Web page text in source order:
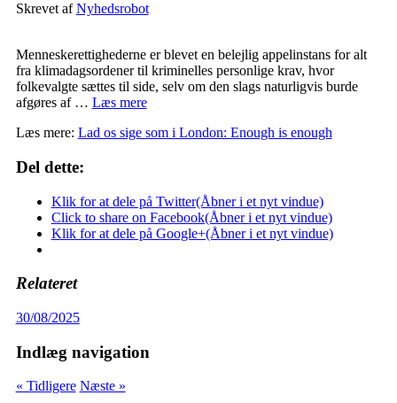
Skrevet afNyhedsrobot
Menneskerettighederne er blevet en belejlig appelinstans for alt
fra klimadagsordener til kriminelles personlige krav, hvor
folkevalgte sættes til side, selv om den slags naturligvis burde
afgøres af … Læs mere
Læs mere: Lad os sige som i London: Enough is enough
Del dette:
Klik for at dele på Twitter(Åbner i et nyt vindue)
Click to share on Facebook(Åbner i et nyt vindue)
Klik for at dele på Google+(Åbner i et nyt vindue)
Relateret
30/08/2025
Indlæg navigation
« Tidligere Næste »